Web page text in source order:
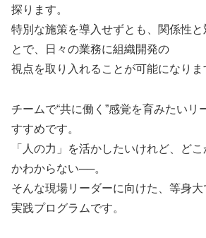
探ります。
特別な施策を導入せずとも、関係性
とで、日々の業務に組織開発の
視点を取り入れることが可能になりま
チームで“共に働く”感覚を育みたいリ
すすめです。
「人の力」を活かしたいけれど、ど
かわからない──。
そんな現場リーダーに向けた、等身
実践プログラムです。